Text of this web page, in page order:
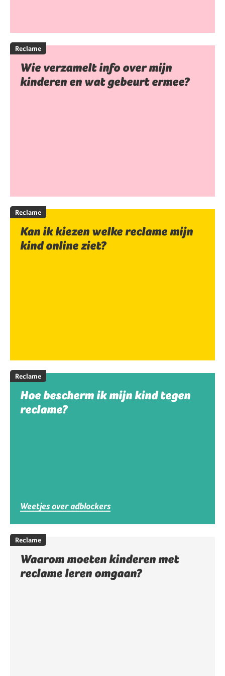
Reclame
Wie verzamelt info over mijn
kinderen en wat gebeurt ermee?
Reclame
Kan ik kiezen welke reclame mijn
kind online ziet?
Reclame
Hoe bescherm ik mijn kind tegen
reclame?
Weetjes over adblockers
Reclame
Waarom moeten kinderen met
reclame leren omgaan?